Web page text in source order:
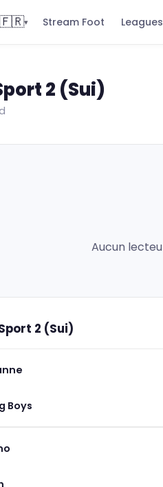
🇫🇷▾ Stream Foot Leagues
2 (Sui)
Aucun
2 (Sui)
Boys